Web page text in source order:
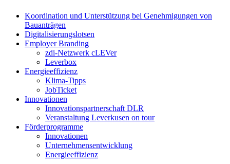
Koordination und Unterstützung bei Genehmigungen von
Bauanträgen
Digitalisierungslotsen
Employer Branding
zdi-Netzwerk cLEVer
Leverbox
Energieeffizienz
Klima-Tipps
JobTicket
Innovationen
Innovationspartnerschaft DLR
Veranstaltung Leverkusen on tour
Förderprogramme
Innovationen
Unternehmensentwicklung
Energieeffizienz